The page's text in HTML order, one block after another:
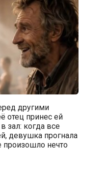
другими
отец принес ей
зал: когда все
девушка прогнала
произошло нечто